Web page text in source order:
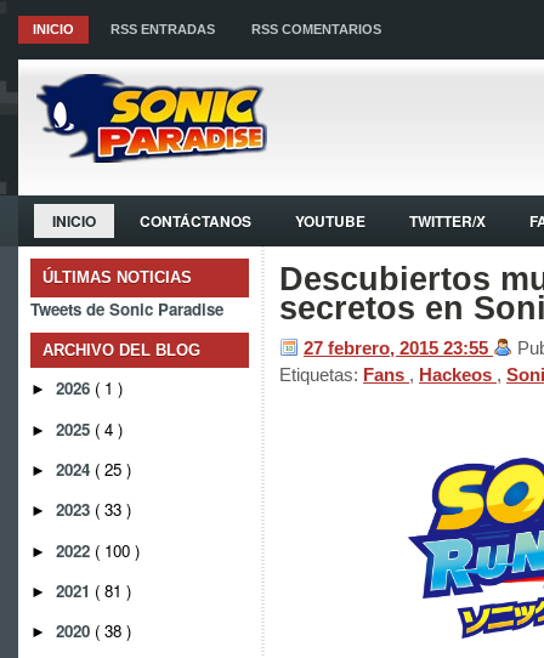
INICIO RSS ENTRADAS RSS COMENTARIOS
INICIO CONTÁCTANOS YOUTUBE TWITTER/X
ÚLTIMAS NOTICIAS
Tweets de Sonic Paradise
ARCHIVO DEL BLOG
► 2026 ( 1 )
► 2025 ( 4 )
► 2024 ( 25 )
► 2023 ( 33 )
► 2022 ( 100 )
► 2021 ( 81 )
► 2020 ( 38 )
Descubiertos
secretos en
27 febrero, 2015 23:55
Etiquetas: Fans , Hackeos ,